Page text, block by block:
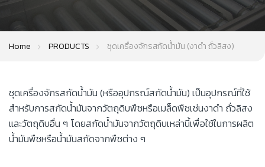
Home PRODUCTS ชุดเครื่องจักรสกัดน้ำมัน (งาดำ ถั่วลิสง)
ชุดเครื่องจักรสกัดน้ำมัน (หรืออุปกรณ์สกัดน้ำมัน) เป็นอุปกรณ์ที่ใช้
สำหรับการสกัดน้ำมันจากวัตถุดิบพืชหรือเมล็ดพืชเช่นงาดำ ถั่วลิสง
และวัตถุดิบอื่น ๆ โดยสกัดน้ำมันจากวัตถุดิบเหล่านี้เพื่อใช้ในการผลิต
น้ำมันพืชหรือน้ำมันสกัดจากพืชต่าง ๆ